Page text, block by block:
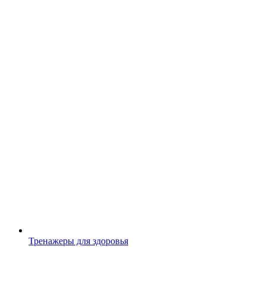
Тренажеры для здоровья